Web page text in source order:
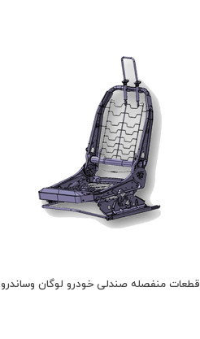
قطعات منفصله صندلی خودرو لوگان وساندرو